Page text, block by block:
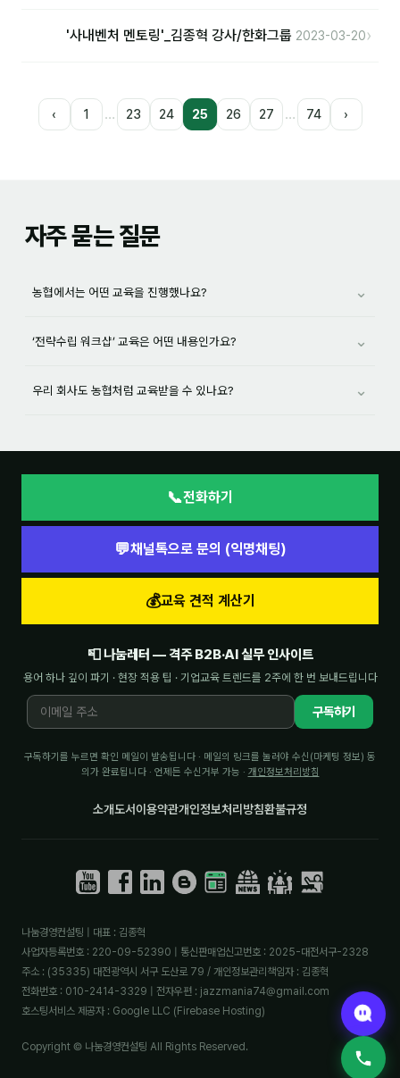
'사내벤처 멘토링'_김종혁 강사/한화그룹 2023-03-20›
‹ 1 … 23 24 25 26 27 … 74 ›
자주 묻는 질문
농협에서는 어떤 교육을 진행했나요? ⌄
‘전략수립 워크샵’ 교육은 어떤 내용인가요? ⌄
우리 회사도 농협처럼 교육받을 수 있나요? ⌄
📞전화하기
💬채널톡으로 문의 (익명채팅)
💰교육 견적 계산기
📮 나눔레터 — 격주 B2B·AI 실무 인사이트
용어 하나 깊이 파기 · 현장 적용 팁 · 기업교육 트렌드를 2주에 한 번 보내드립니다
구독하기
구독하기를 누르면 확인 메일이 발송됩니다 · 메일의 링크를 눌러야 수신(마케팅 정보) 동
의가 완료됩니다 · 언제든 수신거부 가능 · 개인정보처리방침
소개도서이용약관개인정보처리방침환불규정
나눔경영컨설팅 | 대표 : 김종혁
사업자등록번호 : 220-09-52390 | 통신판매업신고번호 : 2025-대전서구-2328
주소 : (35335) 대전광역시 서구 도산로 79 / 개인정보관리책임자 : 김종혁
전화번호 : 010-2414-3329 | 전자우편 : jazzmania74@gmail.com
호스팅서비스 제공자 : Google LLC (Firebase Hosting)
Copyright © 나눔경영컨설팅 All Rights Reserved.